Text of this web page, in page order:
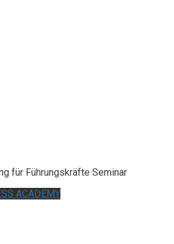
für Führungskräfte Seminar
ACADEMY